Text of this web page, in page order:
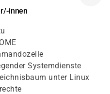
innen
Systemdienste
unter Linux